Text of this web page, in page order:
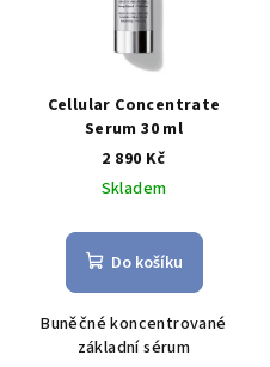
Cellular Concentrate
Serum 30 ml
2 890 Kč
Skladem
Do košíku
Buněčné koncentrované
základní sérum